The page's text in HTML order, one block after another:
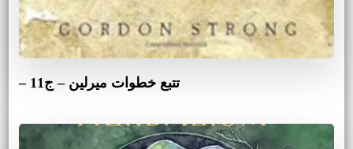
تتبع خطوات ميرلين – ج11 –